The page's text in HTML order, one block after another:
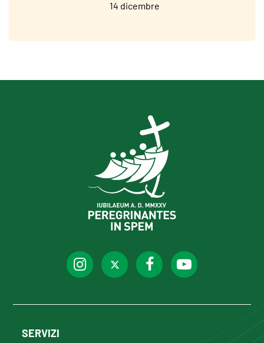
14 dicembre
SERVIZI